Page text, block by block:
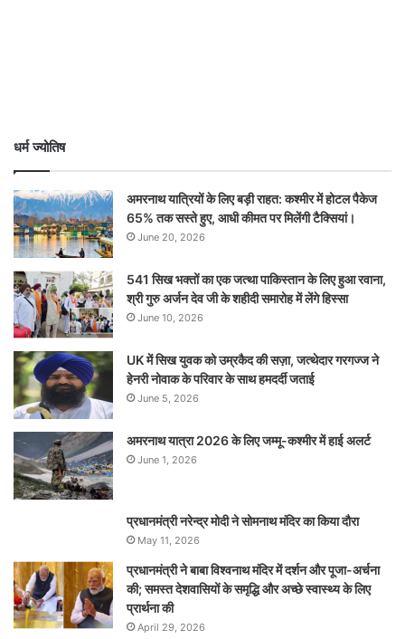
धर्म ज्योतिष
अमरनाथ यात्रियों के लिए बड़ी राहत: कश्मीर में होटल पैकेज
65% तक सस्ते हुए, आधी कीमत पर मिलेंगी टैक्सियां।
June 20, 2026
541 सिख भक्तों का एक जत्था पाकिस्तान के लिए हुआ रवाना,
श्री गुरु अर्जन देव जी के शहीदी समारोह में लेंगे हिस्सा
June 10, 2026
UK में सिख युवक को उम्रकैद की सज़ा, जत्थेदार गरगज्ज ने
हेनरी नोवाक के परिवार के साथ हमदर्दी जताई
June 5, 2026
अमरनाथ यात्रा 2026 के लिए जम्मू-कश्मीर में हाई अलर्ट
June 1, 2026
प्रधानमंत्री नरेन्‍द्र मोदी ने सोमनाथ मंदिर का किया दौरा
May 11, 2026
प्रधानमंत्री ने बाबा विश्वनाथ मंदिर में दर्शन और पूजा-अर्चना
की; समस्‍त देशवासियों के समृद्धि और अच्छे स्वास्थ्य के लिए
प्रार्थना की
April 29, 2026